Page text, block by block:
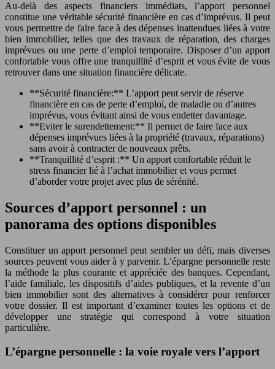
Au-delà des aspects financiers immédiats, l’apport personnel
constitue une véritable sécurité financière en cas d’imprévus. Il peut
vous permettre de faire face à des dépenses inattendues liées à votre
bien immobilier, telles que des travaux de réparation, des charges
imprévues ou une perte d’emploi temporaire. Disposer d’un apport
confortable vous offre une tranquillité d’esprit et vous évite de vous
retrouver dans une situation financière délicate.
**Sécurité financière:** L’apport peut servir de réserve
financière en cas de perte d’emploi, de maladie ou d’autres
imprévus, vous évitant ainsi de vous endetter davantage.
**Eviter le surendettement:** Il permet de faire face aux
dépenses imprévues liées à la propriété (travaux, réparations)
sans avoir à contracter de nouveaux prêts.
**Tranquillité d’esprit :** Un apport confortable réduit le
stress financier lié à l’achat immobilier et vous permet
d’aborder votre projet avec plus de sérénité.
Sources d’apport personnel : un
panorama des options disponibles
Constituer un apport personnel peut sembler un défi, mais diverses
sources peuvent vous aider à y parvenir. L’épargne personnelle reste
la méthode la plus courante et appréciée des banques. Cependant,
l’aide familiale, les dispositifs d’aides publiques, et la revente d’un
bien immobilier sont des alternatives à considérer pour renforcer
votre dossier. Il est important d’examiner toutes les options et de
développer une stratégie qui correspond à votre situation
particulière.
L’épargne personnelle : la voie royale vers l’apport